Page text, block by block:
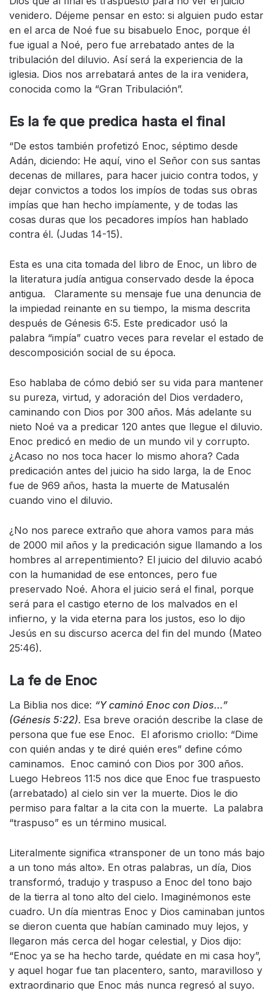
venidero. Déjeme pensar en esto: si alguien pudo estar
en el arca de Noé fue su bisabuelo Enoc, porque él
fue igual a Noé, pero fue arrebatado antes de la
tribulación del diluvio. Así será la experiencia de la
iglesia. Dios nos arrebatará antes de la ira venidera,
conocida como la “Gran Tribulación”.
Es la fe que predica hasta el final
“De estos también profetizó Enoc, séptimo desde
Adán, diciendo: He aquí, vino el Señor con sus santas
decenas de millares, para hacer juicio contra todos, y
dejar convictos a todos los impíos de todas sus obras
impías que han hecho impíamente, y de todas las
cosas duras que los pecadores impíos han hablado
contra él. (Judas 14-15).
Esta es una cita tomada del libro de Enoc, un libro de
la literatura judía antigua conservado desde la época
antigua. Claramente su mensaje fue una denuncia de
la impiedad reinante en su tiempo, la misma descrita
después de Génesis 6:5. Este predicador usó la
palabra “impía” cuatro veces para revelar el estado de
descomposición social de su época.
Eso hablaba de cómo debió ser su vida para mantener
su pureza, virtud, y adoración del Dios verdadero,
caminando con Dios por 300 años. Más adelante su
nieto Noé va a predicar 120 antes que llegue el diluvio.
Enoc predicó en medio de un mundo vil y corrupto.
¿Acaso no nos toca hacer lo mismo ahora? Cada
predicación antes del juicio ha sido larga, la de Enoc
fue de 969 años, hasta la muerte de Matusalén
cuando vino el diluvio.
¿No nos parece extraño que ahora vamos para más
de 2000 mil años y la predicación sigue llamando a los
hombres al arrepentimiento? El juicio del diluvio acabó
con la humanidad de ese entonces, pero fue
preservado Noé. Ahora el juicio será el final, porque
será para el castigo eterno de los malvados en el
infierno, y la vida eterna para los justos, eso lo dijo
Jesús en su discurso acerca del fin del mundo (Mateo
25:46).
La fe de Enoc
La Biblia nos dice: “Y caminó Enoc con Dios…”
(Génesis 5:22). Esa breve oración describe la clase de
persona que fue ese Enoc. El aforismo criollo: “Dime
con quién andas y te diré quién eres” define cómo
caminamos. Enoc caminó con Dios por 300 años.
Luego Hebreos 11:5 nos dice que Enoc fue traspuesto
(arrebatado) al cielo sin ver la muerte. Dios le dio
permiso para faltar a la cita con la muerte. La palabra
“traspuso” es un término musical.
Literalmente significa «transponer de un tono más bajo
a un tono más alto». En otras palabras, un día, Dios
transformó, tradujo y traspuso a Enoc del tono bajo
de la tierra al tono alto del cielo. Imaginémonos este
cuadro. Un día mientras Enoc y Dios caminaban juntos
se dieron cuenta que habían caminado muy lejos, y
llegaron más cerca del hogar celestial, y Dios dijo:
“Enoc ya se ha hecho tarde, quédate en mi casa hoy”,
y aquel hogar fue tan placentero, santo, maravilloso y
extraordinario que Enoc más nunca regresó al suyo.